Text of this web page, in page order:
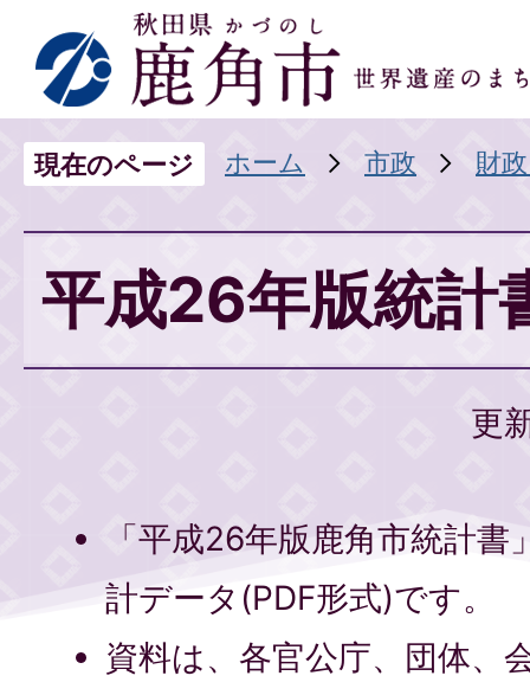
現在のページ ホーム 市政 財
平成26年版統計
更
「平成26年版鹿角市統計
計データ(PDF形式)です。
資料は、各官公庁、団体、